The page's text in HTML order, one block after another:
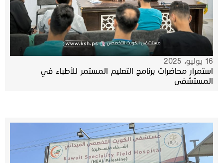
16 يوليو، 2025
استمرار محاضرات برنامج التعليم المستمر للأطباء في
المستشفى